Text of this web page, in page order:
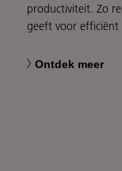
productiviteit. Zo
geeft voor efficiënt
Ontdek meer